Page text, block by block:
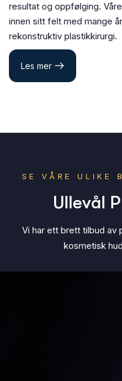
resultat og oppfølging.
innen sitt felt med mange
rekonstruktiv plastikkirurgi.
Les mer
SE VÅRE ULIKE
Ullevål P
Vi har ett brett tilbud av
kosmetisk